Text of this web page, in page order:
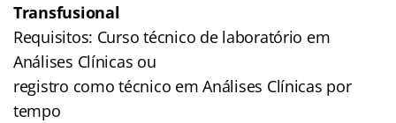
Transfusional
Requisitos: Curso técnico de laboratório em
Análises Clínicas ou
registro como técnico em Análises Clínicas por
tempo